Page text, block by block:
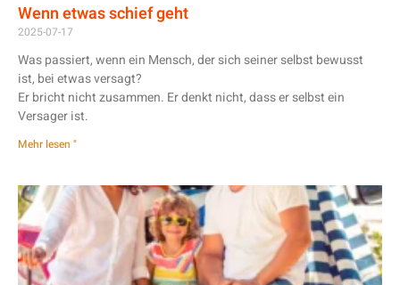
Wenn etwas schief geht
2025-07-17
Was passiert, wenn ein Mensch, der sich seiner selbst bewusst
ist, bei etwas versagt?
Er bricht nicht zusammen. Er denkt nicht, dass er selbst ein
Versager ist.
Mehr lesen "